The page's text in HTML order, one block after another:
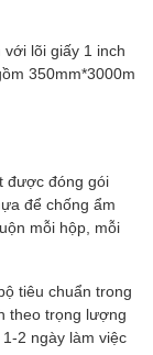
lõi giấy 1 inch
350mm*3000m
được đóng gói
để chống ẩm
mỗi hộp, mỗi
tiêu chuẩn trong
theo trọng lượng
2 ngày làm việc